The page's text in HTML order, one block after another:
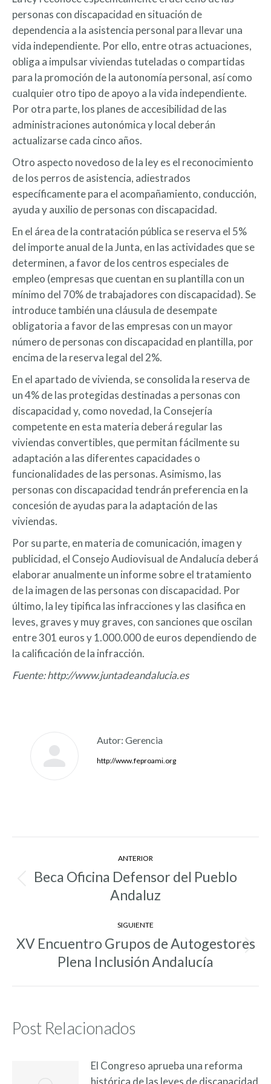
personas con discapacidad en situación de
dependencia a la asistencia personal para llevar una
vida independiente. Por ello, entre otras actuaciones,
obliga a impulsar viviendas tuteladas o compartidas
para la promoción de la autonomía personal, así como
cualquier otro tipo de apoyo a la vida independiente.
Por otra parte, los planes de accesibilidad de las
administraciones autonómica y local deberán
actualizarse cada cinco años.
Otro aspecto novedoso de la ley es el reconocimiento
de los perros de asistencia, adiestrados
específicamente para el acompañamiento, conducción,
ayuda y auxilio de personas con discapacidad.
En el área de la contratación pública se reserva el 5%
del importe anual de la Junta, en las actividades que se
determinen, a favor de los centros especiales de
empleo (empresas que cuentan en su plantilla con un
mínimo del 70% de trabajadores con discapacidad). Se
introduce también una cláusula de desempate
obligatoria a favor de las empresas con un mayor
número de personas con discapacidad en plantilla, por
encima de la reserva legal del 2%.
En el apartado de vivienda, se consolida la reserva de
un 4% de las protegidas destinadas a personas con
discapacidad y, como novedad, la Consejería
competente en esta materia deberá regular las
viviendas convertibles, que permitan fácilmente su
adaptación a las diferentes capacidades o
funcionalidades de las personas. Asimismo, las
personas con discapacidad tendrán preferencia en la
concesión de ayudas para la adaptación de las
viviendas.
Por su parte, en materia de comunicación, imagen y
publicidad, el Consejo Audiovisual de Andalucía deberá
elaborar anualmente un informe sobre el tratamiento
de la imagen de las personas con discapacidad. Por
último, la ley tipifica las infracciones y las clasifica en
leves, graves y muy graves, con sanciones que oscilan
entre 301 euros y 1.000.000 de euros dependiendo de
la calificación de la infracción.
Fuente: http://www.juntadeandalucia.es
Autor: Gerencia
http://www.feproami.org
Navegación
entre
ANTERIOR
Entrada
anterior:
Beca Oficina Defensor del Pueblo
Andaluz
SIGUIENTE
Entrada
siguiente:
XV Encuentro Grupos de Autogestores
Plena Inclusión Andalucía
Post Relacionados
El Congreso aprueba una reforma
histórica de las leyes de discapacidad